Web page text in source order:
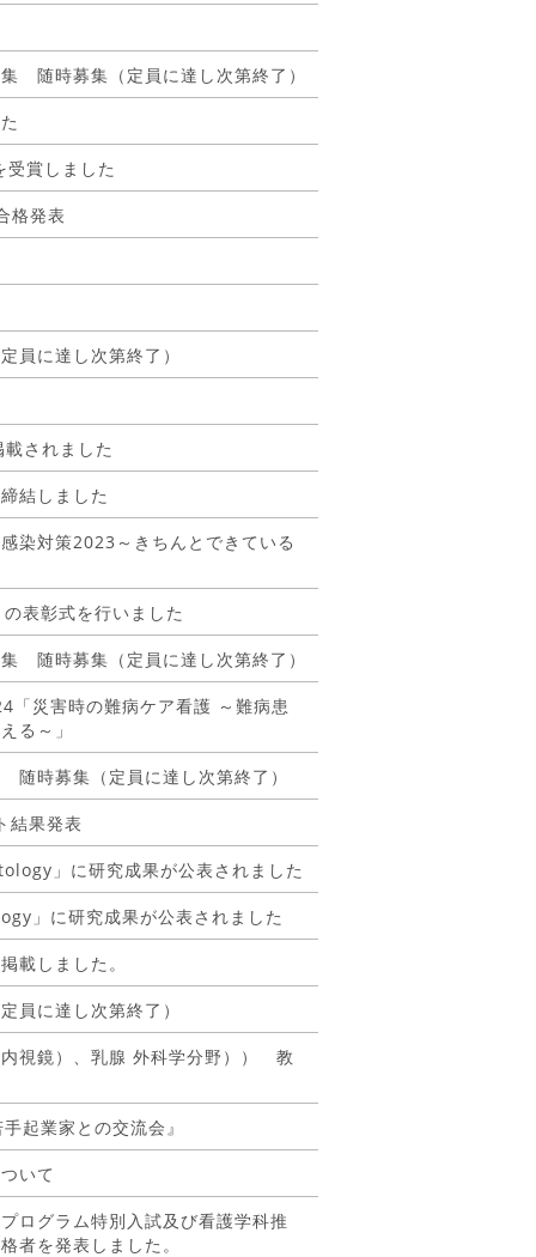
随時募集（定員に達し次第終了）
賞しました
格発表
に達し次第終了）
されました
結しました
染対策2023～きちんとできている
表彰式を行いました
随時募集（定員に達し次第終了）
災害時の難病ケア看護 ～難病患
る～」
時募集（定員に達し次第終了）
結果発表
」に研究成果が公表されました
」に研究成果が公表されました
載しました。
に達し次第終了）
視鏡）、乳腺 外科学分野）） 教
起業家との交流会』
いて
ログラム特別入試及び看護学科推
者を発表しました。